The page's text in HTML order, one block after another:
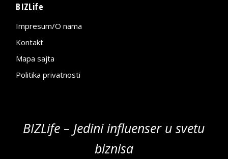
BIZLife
Impresum/O nama
Kontakt
Mapa sajta
Politika privatnosti
BIZLife – Jedini influenser u svetu
biznisa